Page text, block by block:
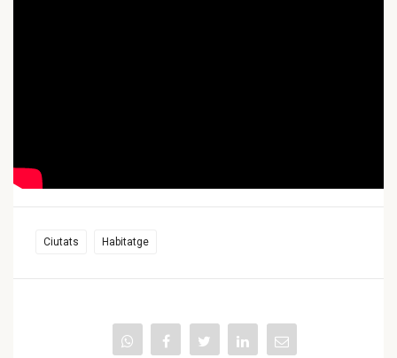
Ciutats Habitatge